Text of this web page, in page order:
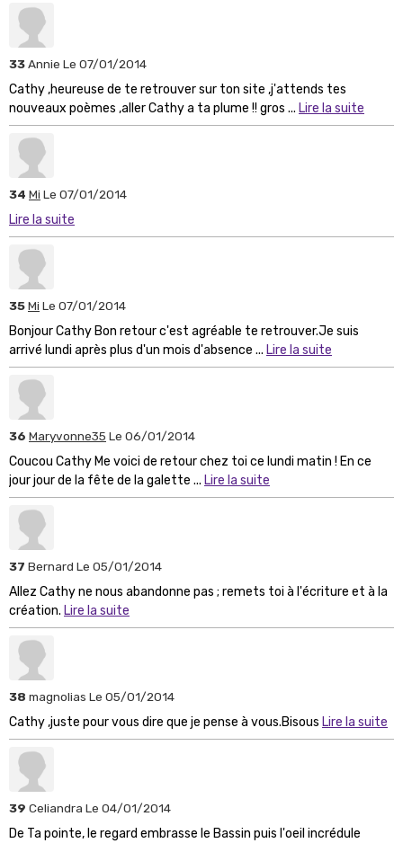
33Annie Le 07/01/2014
Cathy ,heureuse de te retrouver sur ton site ,j'attends tes
nouveaux poèmes ,aller Cathy a ta plume !! gros ... Lire la suite
34 Mi Le 07/01/2014
Lire la suite
35Mi Le 07/01/2014
Bonjour Cathy Bon retour c'est agréable te retrouver.Je suis
arrivé lundi après plus d'un mois d'absence ... Lire la suite
36 Maryvonne35 Le 06/01/2014
Coucou Cathy Me voici de retour chez toi ce lundi matin ! En ce
jour jour de la fête de la galette ... Lire la suite
37 Bernard Le 05/01/2014
Allez Cathy ne nous abandonne pas ; remets toi à l'écriture et à la
création. Lire la suite
38 magnolias Le 05/01/2014
Cathy ,juste pour vous dire que je pense à vous.Bisous Lire la suite
39 Celiandra Le 04/01/2014
De Ta pointe, le regard embrasse le Bassin puis l'oeil incrédule